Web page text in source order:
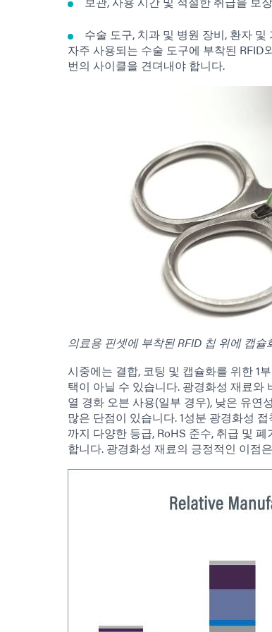
수술 도구, 치과 및 병원 장비, 환자 및
자주 사용되는 수술 도구에 부착된
번의 사이클을 견뎌내야 합니다.
의료용 핀셋에 부착된 RFID 칩 위에 캡
시중에는 결합, 코팅 및 캡슐화를 위한 1
택이 아닐 수 있습니다. 광경화성 재료와
열 경화 오븐 사용(일부 경우), 낮은 유연
많은 단점이 있습니다. 1성분 광경화성
까지 다양한 등급, RoHS 준수, 취급 및
합니다. 광경화성 재료의 긍정적인 이점